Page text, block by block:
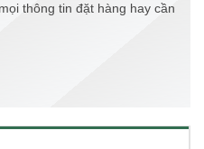
thông tin đặt hàng hay cần